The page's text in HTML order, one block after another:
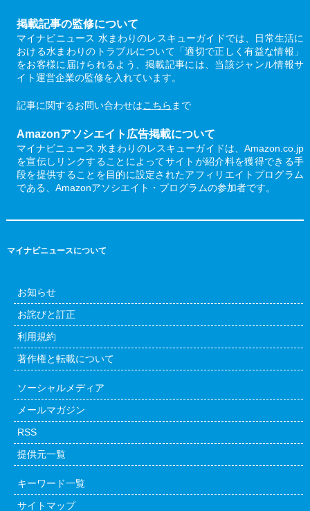
掲載記事の監修について
マイナビニュース 水まわりのレスキューガイドでは、日常生活に
おける水まわりのトラブルについて「適切で正しく有益な情報」
をお客様に届けられるよう、掲載記事には、当該ジャンル情報サ
イト運営企業の監修を入れています。
記事に関するお問い合わせはこちら まで
Amazonアソシエイト広告掲載について
マイナビニュース 水まわりのレスキューガイドは、Amazon.co.jp
を宣伝しリンクすることによってサイトが紹介料を獲得できる手
段を提供することを目的に設定されたアフィリエイトプログラム
である、Amazonアソシエイト・プログラムの参加者です。
マイナビニュースについて
お知らせ
お詫びと訂正
利用規約
著作権と転載について
ソーシャルメディア
メールマガジン
RSS
提供元一覧
キーワード一覧
サイトマップ